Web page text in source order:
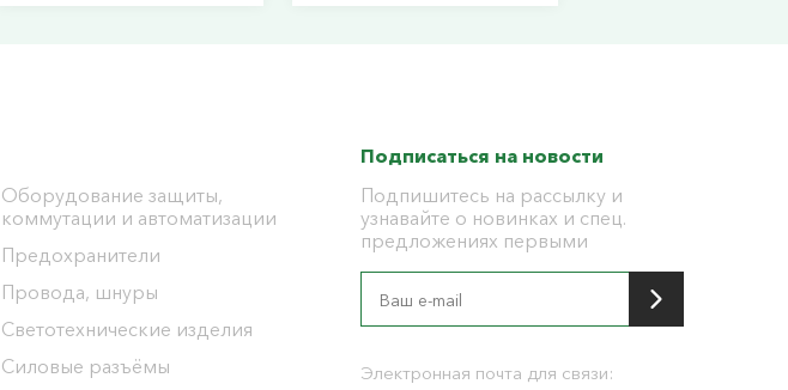
Оборудование защиты,
коммутации и автоматизации
Предохранители
Провода, шнуры
Светотехнические изделия
Силовые разъёмы
Подписаться на новости
Подпишитесь на рассылку и
узнавайте о новинках и спец.
предложениях первыми
Электронная почта для связи: